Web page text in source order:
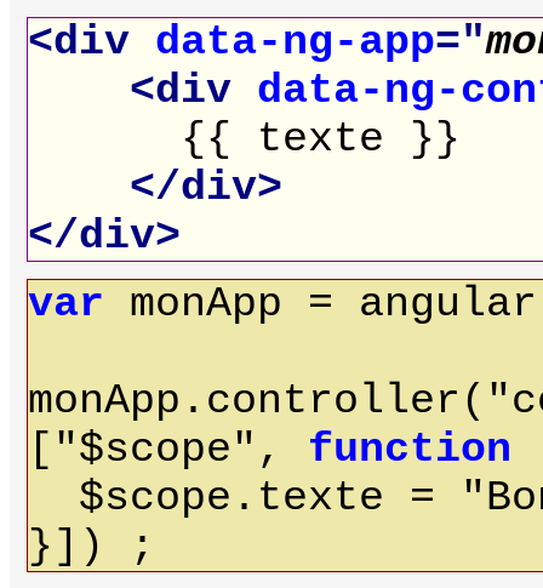
<div data-ng-app="
<div data-ng-
{{ texte }}
</div>
</div>
var monApp =
["$scope", function
$scope.texte =
}]) ;